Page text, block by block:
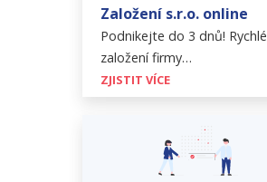
Založení s.r.o. online
Podnikejte do 3 dnů! Rychlé
založení firmy…
ZJISTIT VÍCE